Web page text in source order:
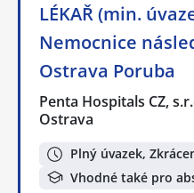
LÉKAŘ (min.
Nemocnice
Ostrava Poruba
Penta Hospitals CZ,
Ostrava
Plný úvazek,
Vhodné také pro